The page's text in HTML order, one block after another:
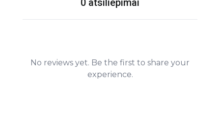
0 atsiliepimai
No reviews yet. Be the first to share your
experience.